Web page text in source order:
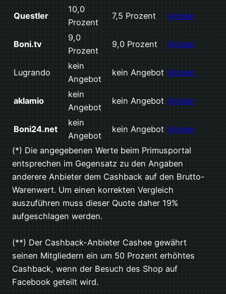
Questler
10,0
Prozent
7,5 Prozent klicken
Boni.tv
9,0
Prozent
9,0 Prozent klicken
Lugrando
kein
Angebot
kein Angebot klicken
aklamio
kein
Angebot
kein Angebot klicken
Boni24.net
kein
Angebot
kein Angebot klicken
(*) Die angegebenen Werte beim Primusportal
entsprechen im Gegensatz zu den Angaben
anderere Anbieter dem Cashback auf den Brutto-
Warenwert. Um einen korrekten Vergleich
auszuführen muss dieser Quote daher 19%
aufgeschlagen werden.
(**) Der Cashback-Anbieter Cashee gewährt
seinen Mitgliedern ein um 50 Prozent erhöhtes
Cashback, wenn der Besuch des Shop auf
Facebook geteilt wird.